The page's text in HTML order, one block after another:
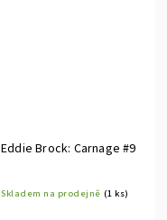
Eddie Brock: Carnage #9
Skladem na prodejně (1 ks)